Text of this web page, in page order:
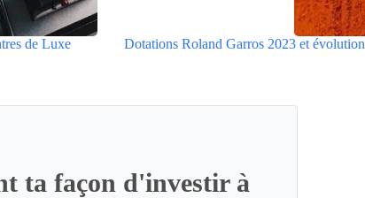
de Luxe Dotations Roland Garros 2023 et évolution
ta façon d'investir à